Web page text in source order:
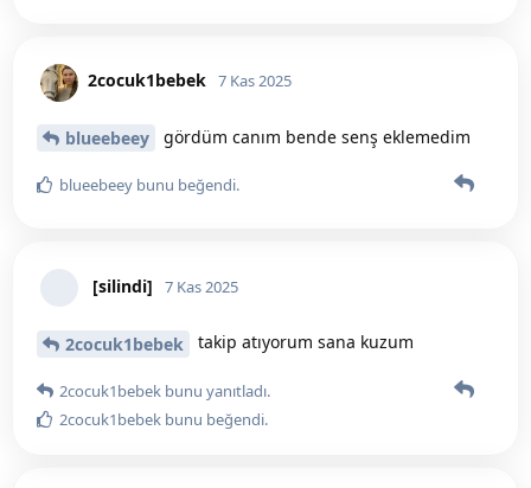
2cocuk1bebek 7 Kas 2025
blueebeey gördüm canım bende senş eklemedim
blueebeey bunu beğendi.
[silindi] 7 Kas 2025
2cocuk1bebek takip atıyorum sana kuzum
2cocuk1bebek bunu yanıtladı.
2cocuk1bebek bunu beğendi.